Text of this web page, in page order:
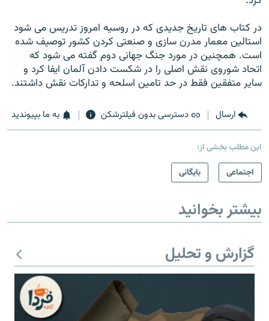
در کتاب های تاریخ جدیدی که در روسیه امروز تدریس می شود
استالین معمار مدرن سازی و صنعتی کردن کشور توصیف شده
است. همچنین در مورد جنگ جهانی دوم گفته می شود که
اتحاد شوروی نقش اصلی را در شکست دادن آلمان ایفا کرد و
سایر متفقین فقط در حد تامین اسلحه و تدارکات نقش داشتند.
ارسال دسترسی بدون فیلترشکن به ما بپیوندید
این مطلب بخشی از:
اجتماعی
بایگانی
بیشتر بخوانید
گزارش و تحلیل